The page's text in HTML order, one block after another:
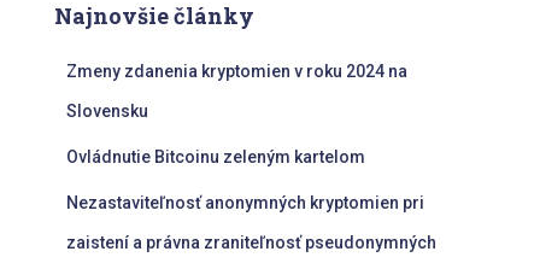
Najnovšie články
Zmeny zdanenia kryptomien v roku 2024 na
Slovensku
Ovládnutie Bitcoinu zeleným kartelom
Nezastaviteľnosť anonymných kryptomien pri
zaistení a právna zraniteľnosť pseudonymných